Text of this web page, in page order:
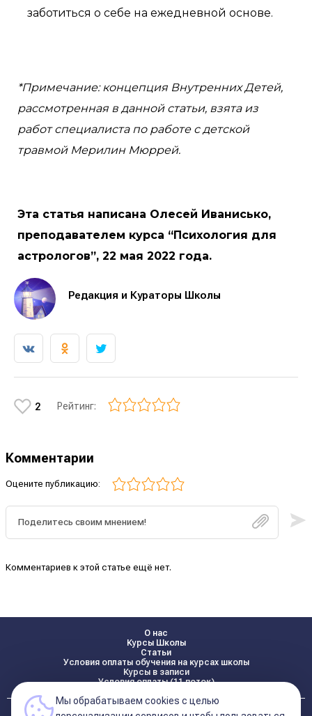
заботиться о себе на ежедневной основе.
*Примечание: концепция Внутренних Детей,
рассмотренная в данной статьи, взята из
работ специалиста по работе с детской
травмой Мерилин Мюррей.
Эта статья написана Олесей Иванисько,
преподавателем курса “Психология для
астрологов”, 22 мая 2022 года.
Редакция и Кураторы Школы
2 Рейтинг:
Комментарии
Оцените публикацию:
Комментариев к этой статье ещё нет.
О нас
Курсы Школы
Статьи
Условия оплаты обучения на курсах школы
Курсы в записи
Условия оплаты (11 поток)
Мы обрабатываем cookies с целью